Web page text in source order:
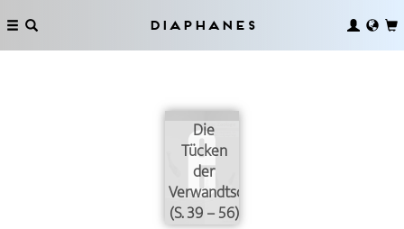
Diaphanes
Die
Tücken
der
Verwandtschaft
(S. 39 – 56)